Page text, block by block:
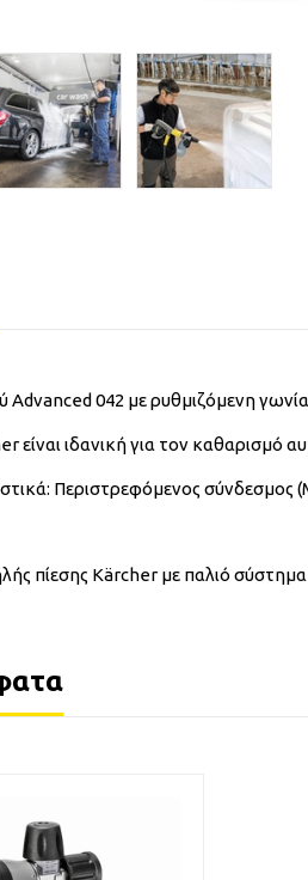
042 με ρυθμιζόμενη
είναι ιδανική για τον καθαρισμό
Περιστρεφόμενος
πίεσης Kärcher με παλιό